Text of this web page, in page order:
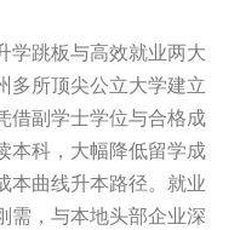
学跳板与高效就业两大
多所顶尖公立大学建立
借副学士学位与合格成
本科，大幅降低留学成
本曲线升本路径。就业
需，与本地头部企业深